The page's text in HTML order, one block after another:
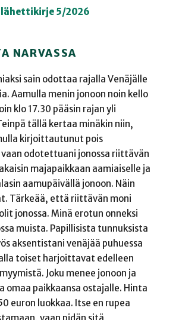
lähettikirje 5/2026
NARVASSA
sain odottaa rajalla Venäjälle
Aamulla menin jonoon noin kello
klo 17.30 pääsin rajan yli
tällä kertaa minäkin niin,
kirjoittautunut pois
odotettuani jonossa riittävän
majapaikkaan aamiaiselle ja
aamupäivällä jonoon. Näin
Tärkeää, että riittävän moni
jonossa. Minä erotun onneksi
muista. Papillisista tunnuksista
aksentistani venäjää puhuessa
toiset harjoittavat edelleen
Joku menee jonoon ja
omaa paikkaansa ostajalle. Hinta
euron luokkaa. Itse en rupea